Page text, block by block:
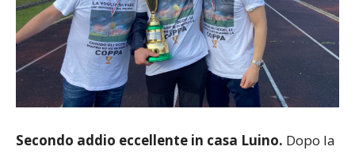
Secondo addio eccellente in casa Luino. Dopo la